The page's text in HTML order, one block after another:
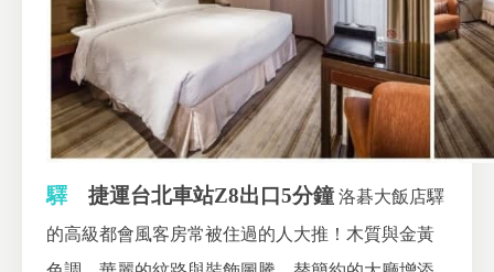
驛 捷運台北車站Z8出口5分鐘 洛碁大飯店驛
的高級都會風客房常被住過的人大推！木質與金黃